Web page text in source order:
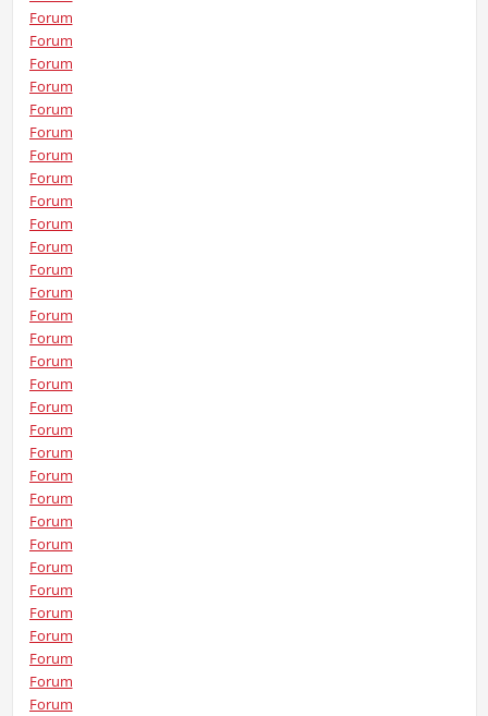
Forum
Forum
Forum
Forum
Forum
Forum
Forum
Forum
Forum
Forum
Forum
Forum
Forum
Forum
Forum
Forum
Forum
Forum
Forum
Forum
Forum
Forum
Forum
Forum
Forum
Forum
Forum
Forum
Forum
Forum
Forum